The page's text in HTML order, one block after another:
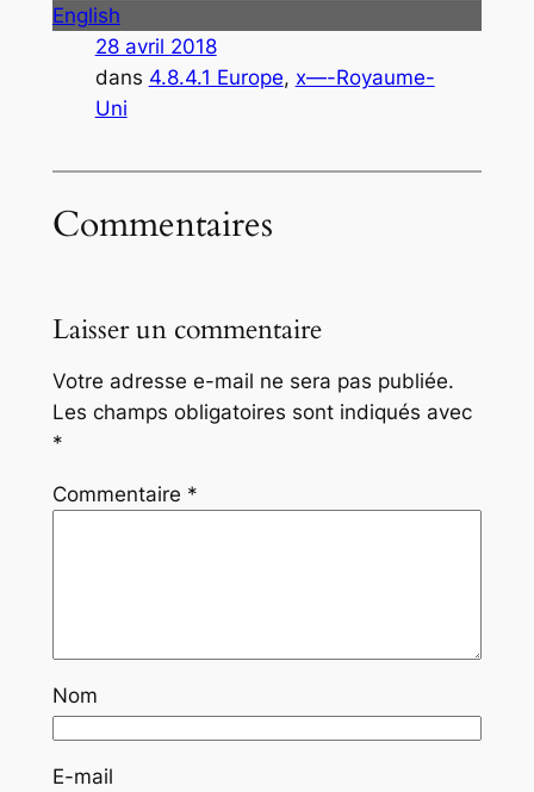
English
28 avril 2018
dans 4.8.4.1 Europe, x—-Royaume-
Uni
Commentaires
Laisser un commentaire
Votre adresse e-mail ne sera pas publiée.
Les champs obligatoires sont indiqués avec
*
Commentaire *
Nom
E-mail